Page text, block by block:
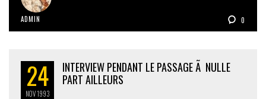
ADMIN 0
24
NOV1993
INTERVIEW PENDANT LE PASSAGE Ã NULLE
PART AILLEURS